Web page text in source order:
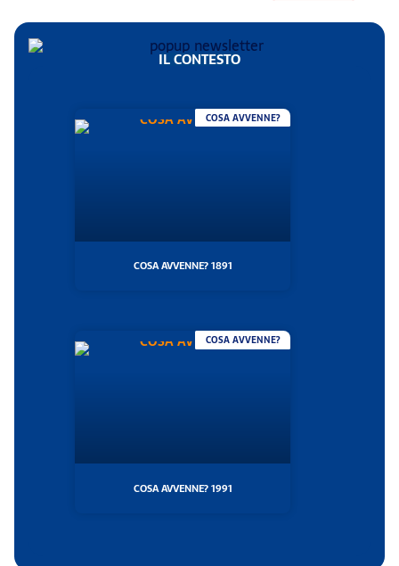
IL CONTESTO
COSA AVVENNE?
COSA AVVENNE? 1891
COSA AVVENNE?
COSA AVVENNE? 1991